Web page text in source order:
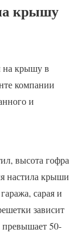
крышу
на крышу в
компании
и
высота гофра
настила крыши
сарая и
зависит
превышает 50-